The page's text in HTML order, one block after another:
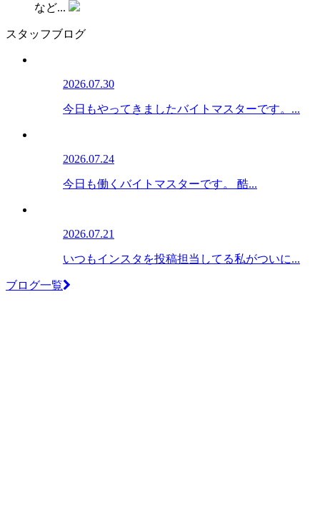
など...
スタッフブログ
2026.07.30
今日もやってきましたバイトマスターです。...
2026.07.24
今日も働くバイトマスターです。 酷...
2026.07.21
いつもインスタを投稿担当してる私がついに...
ブログ一覧